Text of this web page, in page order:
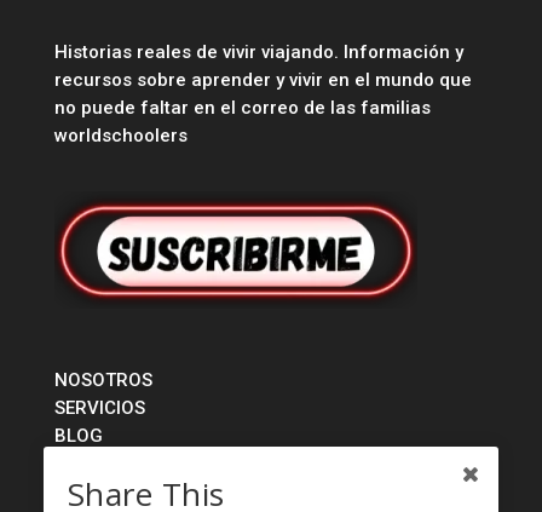
Historias reales de vivir viajando. Información y
recursos sobre aprender y vivir en el mundo que
no puede faltar en el correo de las familias
worldschoolers
NOSOTROS
SERVICIOS
BLOG
CONTACTO
Share This